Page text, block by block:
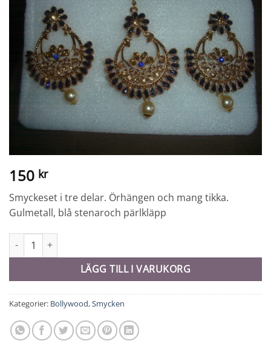
150 kr
Smyckeset i tre delar. Örhängen och mang tikka.
Gulmetall, blå stenaroch pärlkläpp
Smyckeset - 10285 mängd
LÄGG TILL I VARUKORG
Kategorier: Bollywood,Smycken